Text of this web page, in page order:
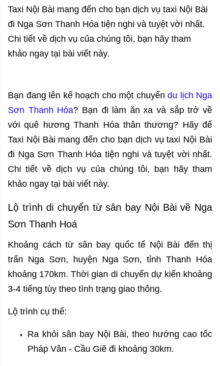
Taxi Nội Bài mang đến cho bạn dịch vụ taxi Nội Bài
đi Nga Sơn Thanh Hóa tiện nghi và tuyệt vời nhất.
Chi tiết về dịch vụ của chúng tôi, bạn hãy tham
khảo ngay tại bài viết này.
Bạn đang lên kế hoạch cho một chuyến du lịch Nga
Sơn Thanh Hóa? Bạn đi làm ăn xa và sắp trở về
với quê hương Thanh Hóa thân thương? Hãy để
Taxi Nội Bài mang đến cho bạn dịch vụ taxi Nội Bài
đi Nga Sơn Thanh Hóa tiện nghi và tuyệt vời nhất.
Chi tiết về dịch vụ của chúng tôi, bạn hãy tham
khảo ngay tại bài viết này.
Lộ trình di chuyển từ sân bay Nội Bài về Nga
Sơn Thanh Hoá
Khoảng cách từ sân bay quốc tế Nội Bài đến thị
trấn Nga Sơn, huyện Nga Sơn, tỉnh Thanh Hóa
khoảng 170km. Thời gian di chuyển dự kiến khoảng
3-4 tiếng tùy theo tình trạng giao thông.
Lộ trình cụ thể:
Ra khỏi sân bay Nội Bài, theo hướng cao tốc
Pháp Vân - Cầu Giẽ đi khoảng 30km.